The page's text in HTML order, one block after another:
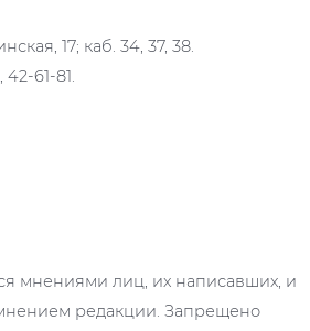
17; каб. 34, 37, 38.
61-81.
мнениями лиц, их написавших, и
редакции. Запрещено